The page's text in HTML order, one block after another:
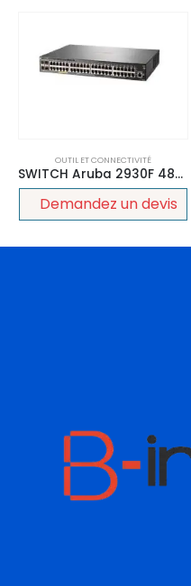
OUTIL ET CONNECTIVITÉ
D LINK WIRELESS N150 MODEM ROUTER DSL-2730U
Demandez un devis